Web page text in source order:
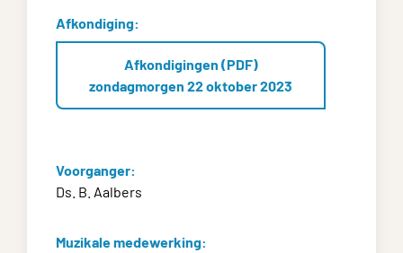
Afkondiging:
Afkondigingen (PDF)
zondagmorgen 22 oktober 2023
Voorganger:
Ds. B. Aalbers
Muzikale medewerking: